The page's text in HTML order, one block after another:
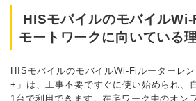
HISモバイルのモバイルWi-
モートワークに向いている
HISモバイルのモバイルWi-Fiルーターレ
+」は、工事不要ですぐに使い始められ、
1台で利用できます。在宅ワーク中のオン